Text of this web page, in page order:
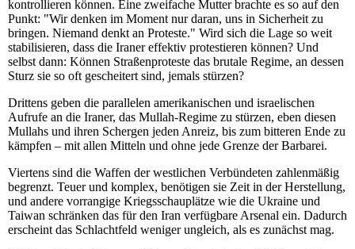
kontrollieren können. Eine zweifache Mutter brachte es so auf den
Punkt: "Wir denken im Moment nur daran, uns in Sicherheit zu
bringen. Niemand denkt an Proteste." Wird sich die Lage so weit
stabilisieren, dass die Iraner effektiv protestieren können? Und
selbst dann: Können Straßenproteste das brutale Regime, an dessen
Sturz sie so oft gescheitert sind, jemals stürzen?
Drittens geben die parallelen amerikanischen und israelischen
Aufrufe an die Iraner, das Mullah-Regime zu stürzen, eben diesen
Mullahs und ihren Schergen jeden Anreiz, bis zum bitteren Ende zu
kämpfen – mit allen Mitteln und ohne jede Grenze der Barbarei.
Viertens sind die Waffen der westlichen Verbündeten zahlenmäßig
begrenzt. Teuer und komplex, benötigen sie Zeit in der Herstellung,
und andere vorrangige Kriegsschauplätze wie die Ukraine und
Taiwan schränken das für den Iran verfügbare Arsenal ein. Dadurch
erscheint das Schlachtfeld weniger ungleich, als es zunächst mag.